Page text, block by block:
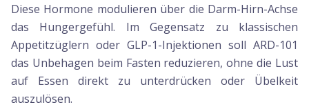
Diese Hormone modulieren über die Darm-Hirn-Achse
das Hungergefühl. Im Gegensatz zu klassischen
Appetitzüglern oder GLP-1-Injektionen soll ARD-101
das Unbehagen beim Fasten reduzieren, ohne die Lust
auf Essen direkt zu unterdrücken oder Übelkeit
auszulösen.